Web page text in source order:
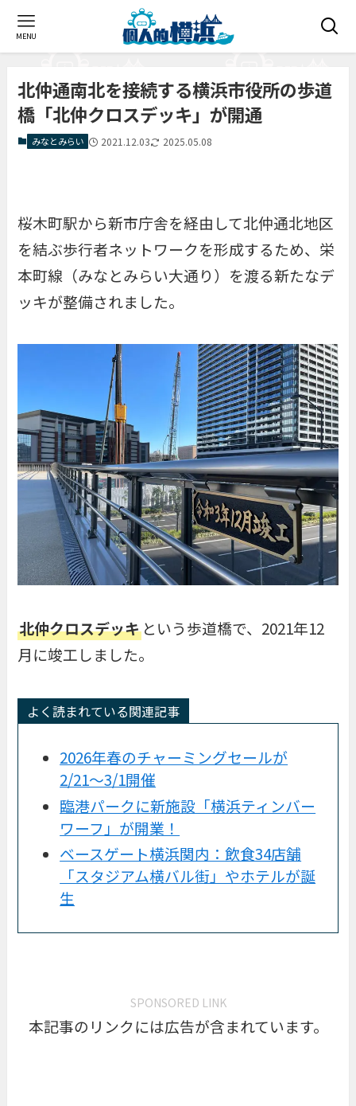
MENU
北仲通南北を接続する横浜市役所の歩道
橋「北仲クロスデッキ」が開通
みなとみらい 2021.12.03 2025.05.08
桜木町駅から新市庁舎を経由して北仲通北地区
を結ぶ歩行者ネットワークを形成するため、栄
本町線（みなとみらい大通り）を渡る新たなデ
ッキが整備されました。
北仲クロスデッキ という歩道橋で、2021年12
月に竣工しました。
よく読まれている関連記事
2026年春のチャーミングセールが
2/21〜3/1開催
臨港パークに新施設「横浜ティンバー
ワーフ」が開業！
ベースゲート横浜関内：飲食34店舗
「スタジアム横バル街」やホテルが誕
生
SPONSORED LINK
本記事のリンクには広告が含まれています。